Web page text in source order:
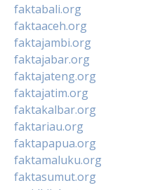
faktabali.org
faktaaceh.org
faktajambi.org
faktajabar.org
faktajateng.org
faktajatim.org
faktakalbar.org
faktariau.org
faktapapua.org
faktamaluku.org
faktasumut.org